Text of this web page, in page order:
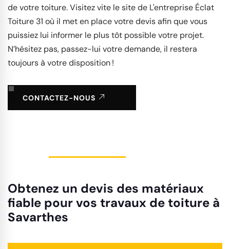
de votre toiture. Visitez vite le site de L'entreprise Éclat
Toiture 31 où il met en place votre devis afin que vous
puissiez lui informer le plus tôt possible votre projet.
N’hésitez pas, passez-lui votre demande, il restera
toujours à votre disposition !
CONTACTEZ-NOUS
Obtenez un devis des matériaux
fiable pour vos travaux de toiture à
Savarthes